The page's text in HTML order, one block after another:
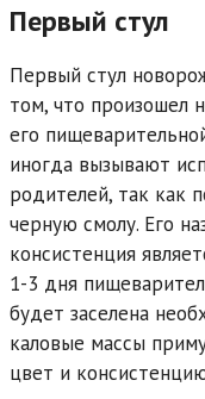
Первый стул
Первый стул
том, что произошел
его
иногда вызывают
родителей, так как
черную смолу. Его
консистенция
1-3 дня
будет заселена
каловые массы
цвет и